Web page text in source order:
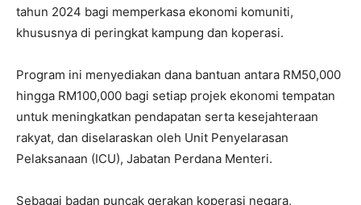
tahun 2024 bagi memperkasa ekonomi komuniti,
khususnya di peringkat kampung dan koperasi.
Program ini menyediakan dana bantuan antara RM50,000
hingga RM100,000 bagi setiap projek ekonomi tempatan
untuk meningkatkan pendapatan serta kesejahteraan
rakyat, dan diselaraskan oleh Unit Penyelarasan
Pelaksanaan (ICU), Jabatan Perdana Menteri.
Sebagai badan puncak gerakan koperasi negara,